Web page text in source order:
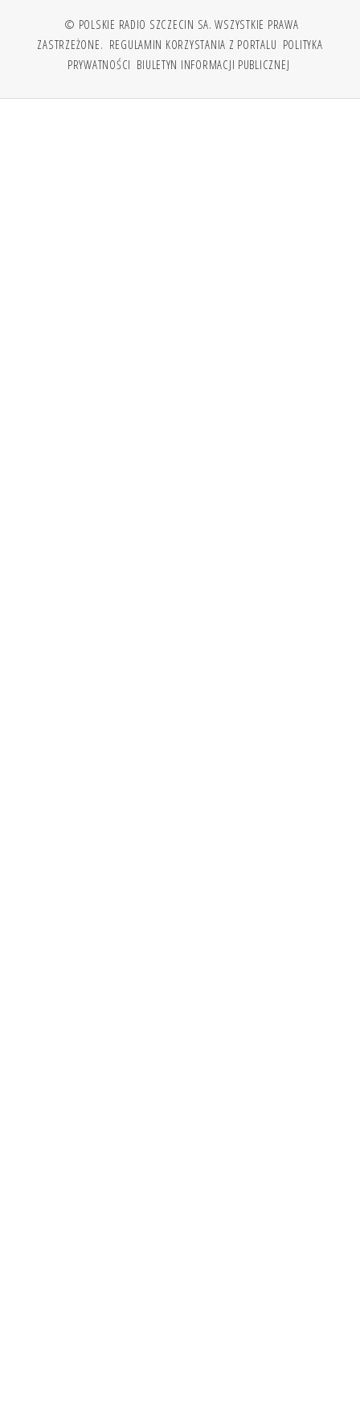
© POLSKIE RADIO SZCZECIN SA. WSZYSTKIE PRAWA
ZASTRZEŻONE. REGULAMIN KORZYSTANIA Z PORTALU POLITYKA
PRYWATNOŚCI BIULETYN INFORMACJI PUBLICZNEJ